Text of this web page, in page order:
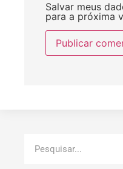
Salvar meus
para a próxima